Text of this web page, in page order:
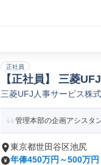
正社員
【正社員】 三菱
管理本部人事アシ
三菱UFJ人事サービス株
管理本部の企画アシスタ
東京都世田谷区池尻
年俸450万円～500万円